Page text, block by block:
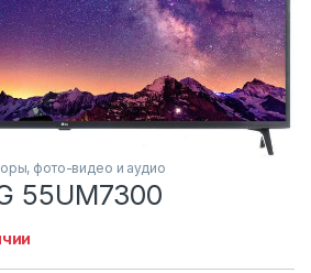
фото-видео и аудио
55UM7300